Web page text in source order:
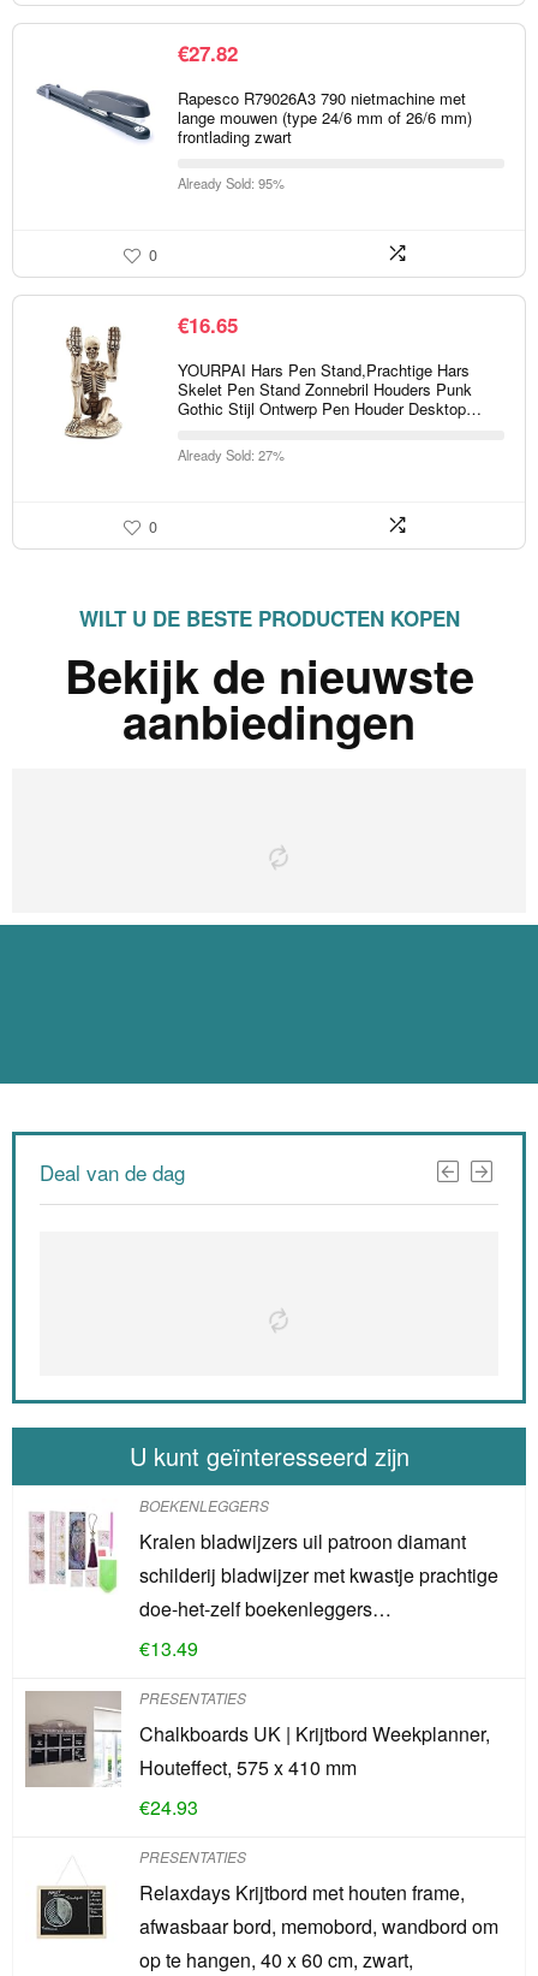
€27.82
Rapesco R79026A3 790 nietmachine met
lange mouwen (type 24/6 mm of 26/6 mm)
frontlading zwart
Already Sold: 95%
0
€16.65
YOURPAI Hars Pen Stand,Prachtige Hars
Skelet Pen Stand Zonnebril Houders Punk
Gothic Stijl Ontwerp Pen Houder Desktop…
Already Sold: 27%
0
WILT U DE BESTE PRODUCTEN KOPEN
Bekijk de nieuwste
aanbiedingen
Deal van de dag
U kunt geïnteresseerd zijn
BOEKENLEGGERS
Kralen bladwijzers uil patroon diamant
schilderij bladwijzer met kwastje prachtige
doe-het-zelf boekenleggers…
€13.49
PRESENTATIES
Chalkboards UK | Krijtbord Weekplanner,
Houteffect, 575 x 410 mm
€24.93
PRESENTATIES
Relaxdays Krijtbord met houten frame,
afwasbaar bord, memobord, wandbord om
op te hangen, 40 x 60 cm, zwart,